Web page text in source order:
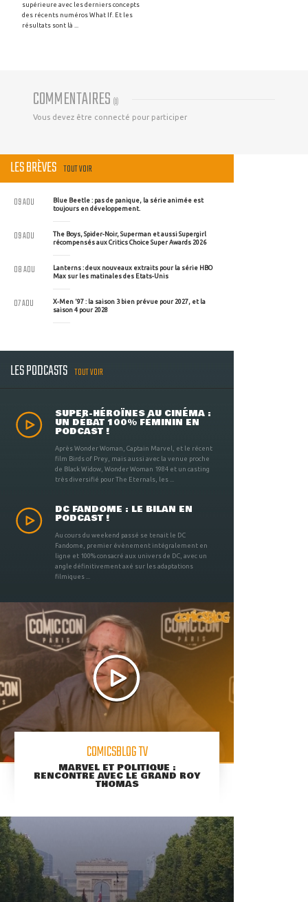
supérieure avec les derniers concepts
des récents numéros What If. Et les
résultats sont là ...
COMMENTAIRES (0)
Vous devez être connecté pour participer
LES BRÈVES TOUT VOIR
Blue Beetle : pas de panique, la série animée est
toujours en développement.
09 AOU
The Boys, Spider-Noir, Superman et aussi Supergirl
récompensés aux Critics Choice Super Awards 2026
09 AOU
Lanterns : deux nouveaux extraits pour la série HBO
Max sur les matinales des Etats-Unis
08 AOU
X-Men '97 : la saison 3 bien prévue pour 2027, et la
saison 4 pour 2028
07 AOU
LES PODCASTS TOUT VOIR
SUPER-HÉROÏNES AU CINÉMA :
UN DÉBAT 100% FÉMININ EN
PODCAST !
Après Wonder Woman, Captain Marvel, et le récent
film Birds of Prey, mais aussi avec la venue proche
de Black Widow, Wonder Woman 1984 et un casting
très diversifié pour The Eternals, les ...
DC FANDOME : LE BILAN EN
PODCAST !
Au cours du weekend passé se tenait le DC
Fandome, premier évènement intégralement en
ligne et 100% consacré aux univers de DC, avec un
angle définitivement axé sur les adaptations
filmiques ...
COMICSBLOG TV
MARVEL ET POLITIQUE :
RENCONTRE AVEC LE GRAND ROY
THOMAS